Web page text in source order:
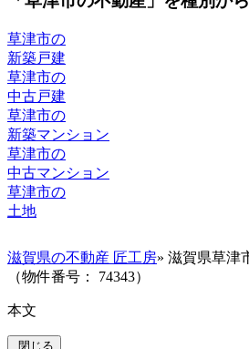
草津市の
新築戸建
草津市の
中古戸建
草津市の
新築マンション
草津市の
中古マンション
草津市の
土地
滋賀県の不動産 匠工房» 滋賀県草津
（物件番号： 74343）
本文
閉じる